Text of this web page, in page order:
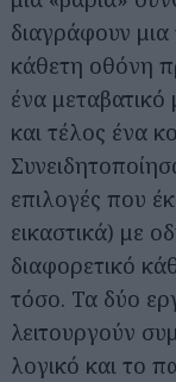
διαγράφουν
κάθετη οθόνη
ένα
και τέλος ένα
επιλογές που
εικαστικά) με
διαφορετικό
τόσο. Τα δύο
λειτουργούν
λογικό και το